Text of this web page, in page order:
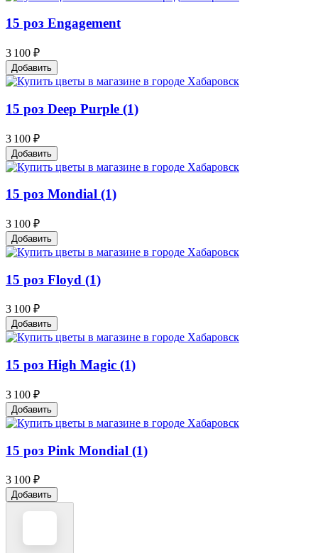
15 роз Engagement
3 100 ₽
Добавить
15 роз Deep Purple (1)
3 100 ₽
Добавить
15 роз Mondial (1)
3 100 ₽
Добавить
15 роз Floyd (1)
3 100 ₽
Добавить
15 роз High Magic (1)
3 100 ₽
Добавить
15 роз Pink Mondial (1)
3 100 ₽
Добавить